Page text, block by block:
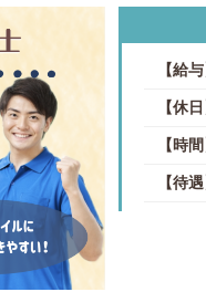
【給
【休
【時
【待